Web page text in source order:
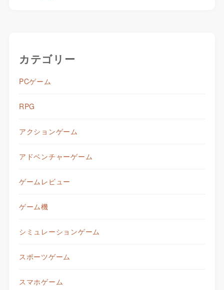
カテゴリー
PCゲーム
RPG
アクションゲーム
アドベンチャーゲーム
ゲームレビュー
ゲーム機
シミュレーションゲーム
スポーツゲーム
スマホゲーム